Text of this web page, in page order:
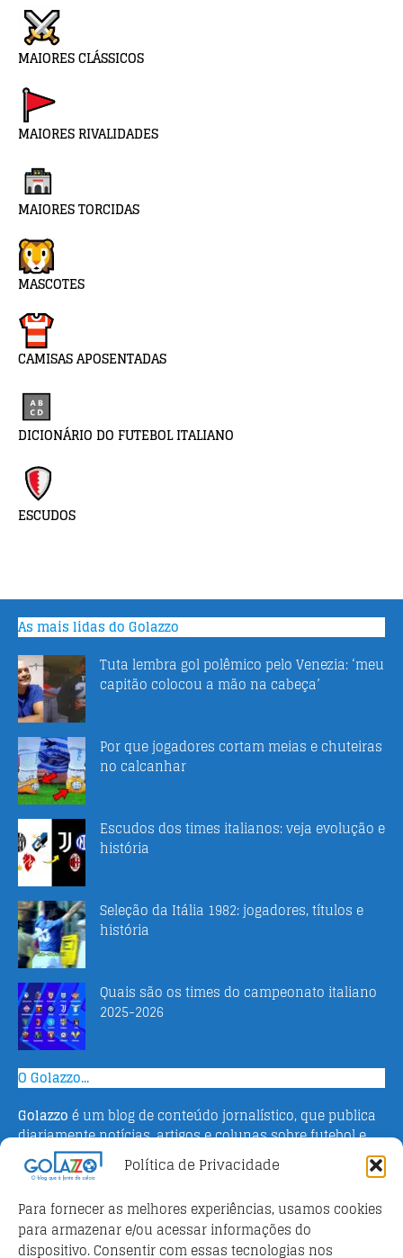
Política de Privacidade
Para fornecer as melhores experiências, usamos cookies
para armazenar e/ou acessar informações do
dispositivo. Consentir com essas tecnologias nos
MAIORES CLÁSSICOS
MAIORES RIVALIDADES
MAIORES TORCIDAS
MASCOTES
CAMISAS APOSENTADAS
DICIONÁRIO DO FUTEBOL ITALIANO
ESCUDOS
As mais lidas do Golazzo
Tuta lembra gol polêmico pelo Venezia: ‘meu
capitão colocou a mão na cabeça’
Por que jogadores cortam meias e chuteiras
no calcanhar
Escudos dos times italianos: veja evolução e
história
Seleção da Itália 1982: jogadores, títulos e
história
Quais são os times do campeonato italiano
2025-2026
O Golazzo...
Golazzo é um blog de conteúdo jornalístico, que publica
diariamente notícias, artigos e colunas sobre futebol e
campeonato italiano. Fundado em 2016 pelo jornalista
Adriano Bertin, o site tem como objetivo informar o
o esporte na Itália.
Parceiros